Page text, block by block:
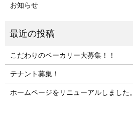
お知らせ
こだわりのベーカリー大募集！！
テナント募集！
ホームページをリニューアルしました。